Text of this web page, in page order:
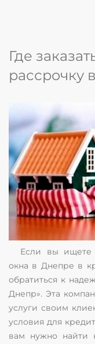
Где
рассрочку
Если вы ищете
окна в Днепре в
обратиться к
Днепр». Эта
услуги своим
условия для
вам нужно найти